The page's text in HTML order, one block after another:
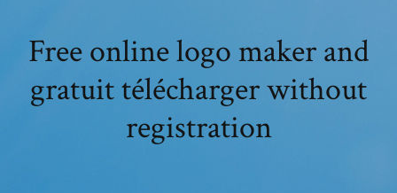
Free online logo maker and
gratuit télécharger without
registration